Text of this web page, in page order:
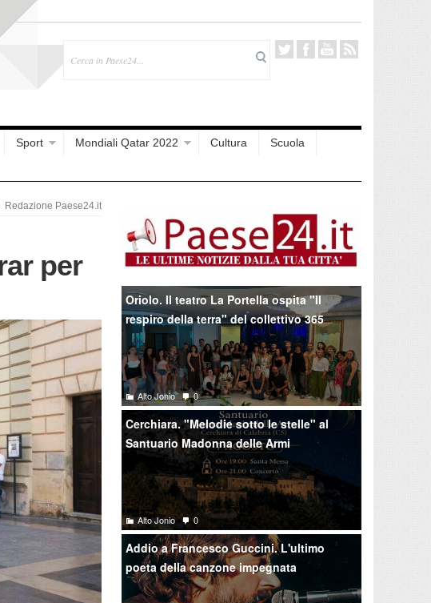
Sport Mondiali Qatar 2022 Cultura
Scuola
Redazione Paese24.it
per
Oriolo. Il teatro La Portella ospita "Il
respiro della terra" del collettivo 365
Alto Jonio 0
Cerchiara. "Melodie sotto le stelle" al
Santuario Madonna delle Armi
Alto Jonio 0
Addio a Francesco Guccini. L'ultimo
poeta della canzone impegnata